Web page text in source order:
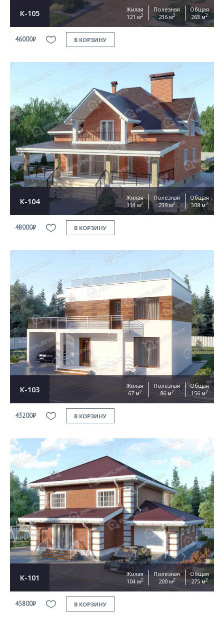
К-105
Жилая
121 м2
Полезная
236 м2
Общая
263 м2
46000₽ В КОРЗИНУ
К-104
Жилая
114 м2
Полезная
239 м2
Общая
308 м2
48000₽ В КОРЗИНУ
К-103
Жилая
67 м2
Полезная
86 м2
Общая
156 м2
43200₽ В КОРЗИНУ
К-101
Жилая
104 м2
Полезная
200 м2
Общая
275 м2
45800₽ В КОРЗИНУ